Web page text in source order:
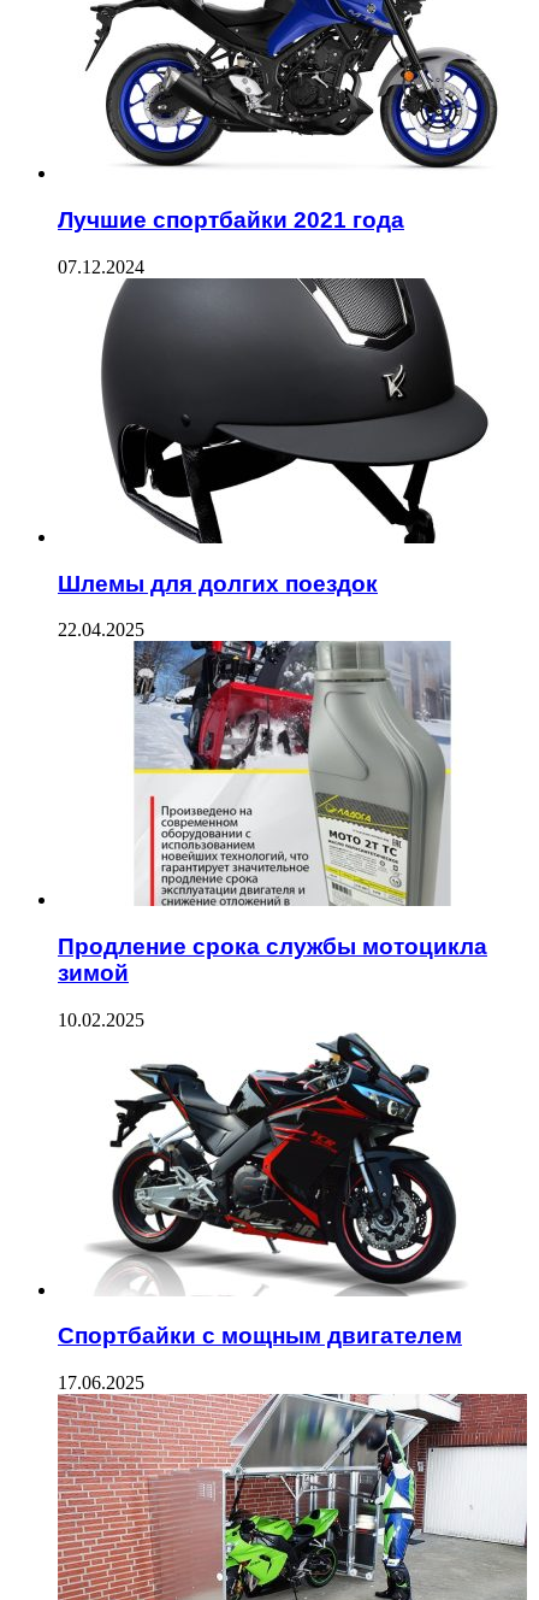
Лучшие спортбайки 2021 года
07.12.2024
Шлемы для долгих поездок
22.04.2025
Продление срока службы мотоцикла
зимой
10.02.2025
Спортбайки с мощным двигателем
17.06.2025